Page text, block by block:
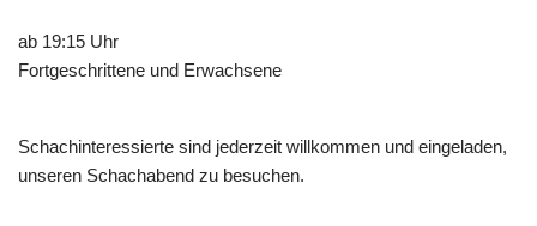
ab 19:15 Uhr
Fortgeschrittene und Erwachsene
Schachinteressierte sind jederzeit willkommen und eingeladen,
unseren Schachabend zu besuchen.